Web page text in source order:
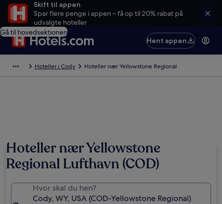
Skift til appen
Spar flere penge i appen – få op til 20% rabat på
udvalgte hoteller
Gå til hovedsektionen
Hent appen
Hoteller i Cody Hoteller nær Yellowstone Regional
Hoteller nær Yellowstone
Regional Lufthavn (COD)
Hvor skal du hen?
Cody, WY, USA (COD-Yellowstone Regional)